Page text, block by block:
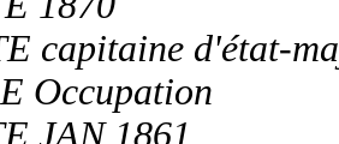
capitaine d'état-
Occupation
JAN 1861